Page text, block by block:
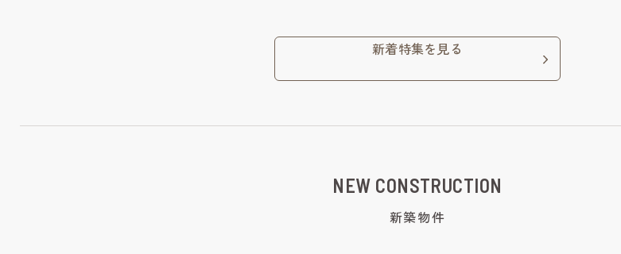
新着特集を見る
NEW CONSTRUCTION
新築物件